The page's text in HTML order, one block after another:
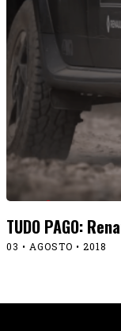
TUDO PAGO:
03 • AGOSTO • 2018